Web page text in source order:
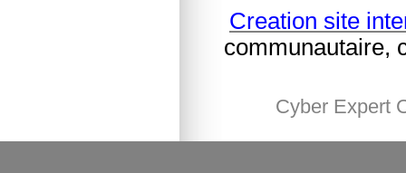
Creation site
communautaire,
Cyber Expert